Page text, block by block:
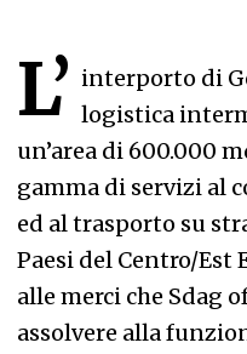
L’ interporto di
logistica
un’area di 600.000
gamma di servizi al
ed al trasporto su
Paesi del Centro/Est
alle merci che Sdag
assolvere alla